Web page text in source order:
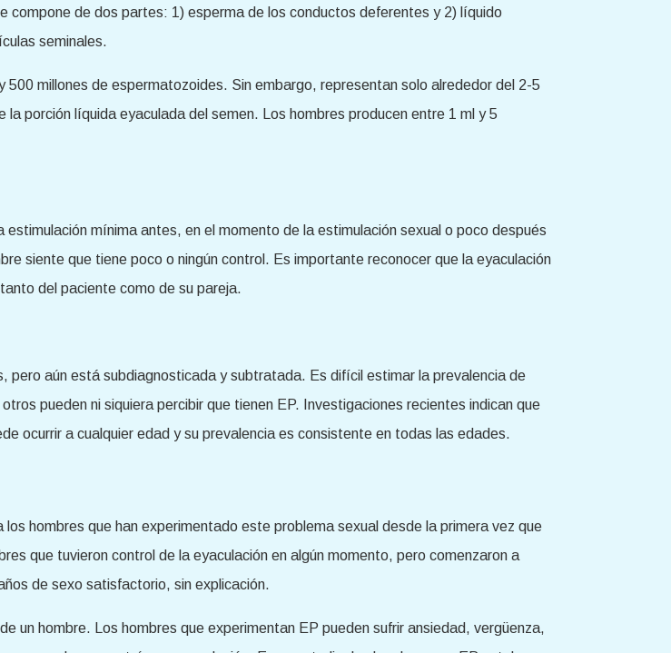
compone de dos partes: 1) esperma de los conductos deferentes y 2) líquido
seminales.
millones de espermatozoides. Sin embargo, representan solo alrededor del 2-5
porción líquida eyaculada del semen. Los hombres producen entre 1 ml y 5
estimulación mínima antes, en el momento de la estimulación sexual o poco después
siente que tiene poco o ningún control. Es importante reconocer que la eyaculación
del paciente como de su pareja.
pero aún está subdiagnosticada y subtratada. Es difícil estimar la prevalencia de
pueden ni siquiera percibir que tienen EP. Investigaciones recientes indican que
ocurrir a cualquier edad y su prevalencia es consistente en todas las edades.
hombres que han experimentado este problema sexual desde la primera vez que
que tuvieron control de la eyaculación en algún momento, pero comenzaron a
de sexo satisfactorio, sin explicación.
un hombre. Los hombres que experimentan EP pueden sufrir ansiedad, vergüenza,